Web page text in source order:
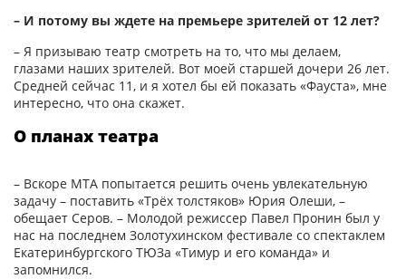
– И потому вы ждете на премьере зрителей от 12 лет?
– Я призываю театр смотреть на то, что мы делаем,
глазами наших зрителей. Вот моей старшей дочери 26 лет.
Средней сейчас 11, и я хотел бы ей показать «Фауста», мне
интересно, что она скажет.
О планах театра
– Вскоре МТА попытается решить очень увлекательную
задачу – поставить «Трёх толстяков» Юрия Олеши, –
обещает Серов. – Молодой режиссер Павел Пронин был у
нас на последнем Золотухинском фестивале со спектаклем
Екатеринбургского ТЮЗа «Тимур и его команда» и
запомнился.